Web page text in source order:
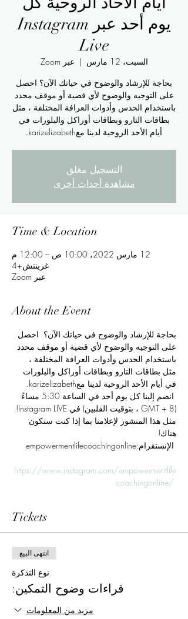
يوم أحد عبر Instagram
Live
السبت، 12 مارس
  |
عبر Zoom
بحاجة للإرشاد والوضوح في حياتك الآن؟ احصل
على التوجيه والوضوح لأي قضية أو موقف محدد
باستخدام الحدس وأدوات العرافة المختلفة ، مثل
بطاقات التارو وبطاقات أوراكل والبلورات في
أيام الأحد الروحية لدينا معkarizelizabeth.
التسجيل مغلق
مشاهدة أحداث أخرى
Time & Location
12 مارس 2022، 10:00 ص – 12:00 م
غرينتش+4
عبر Zoom
About the Event
بحاجة للإرشاد والوضوح في حياتك الآن؟  احصل
على التوجيه والوضوح لأي قضية أو موقف محدد
باستخدام الحدس وأدوات العرافة المختلفة ،
مثل بطاقات التارو وبطاقات أوراكل والبلورات
في أيام الأحد الروحية لدينا معkarizelizabeth.
انضم إلينا كل يوم أحد في الساعة 5:30 مساءً
(GMT + 8 ، بتوقيت الفلبين) في Instagram LIVE!
مثل هذا المنشور لإعلامنا بما إذا كنت ستكون
هناك!
https://www.instagram.com/empowermentlife
coachingonline/
Tickets
انتهى البيع
نوع التذكرة
قراءات وضوح التمكين:
مزيد من المعلومات